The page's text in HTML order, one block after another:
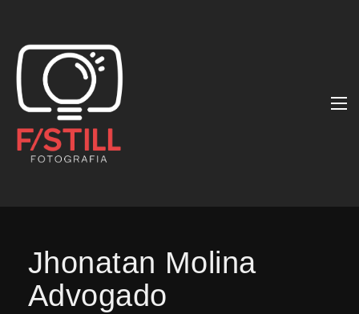
Jhonatan Molina
Advogado